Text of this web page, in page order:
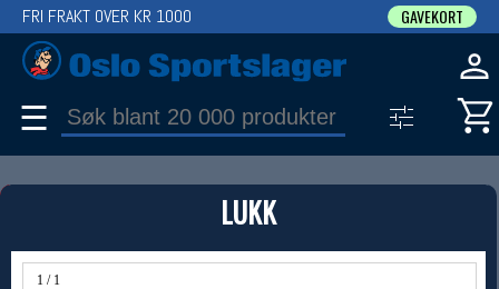
LUKK
1 / 1
FRI FRAKT OVER KR 1000 GAVEKORT
☰
PRODUKT
Produkter (1)
Bruk filter til å spisse søket